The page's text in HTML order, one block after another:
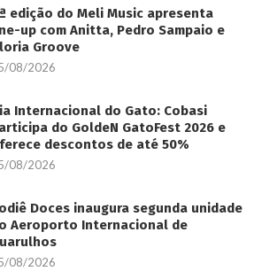
edição do Meli Music apresenta
up com Anitta, Pedro Sampaio e
Groove
08/2026
Internacional do Gato: Cobasi
do GoldeN GatoFest 2026 e
descontos de até 50%
08/2026
Doces inaugura segunda unidade
Aeroporto Internacional de
08/2026